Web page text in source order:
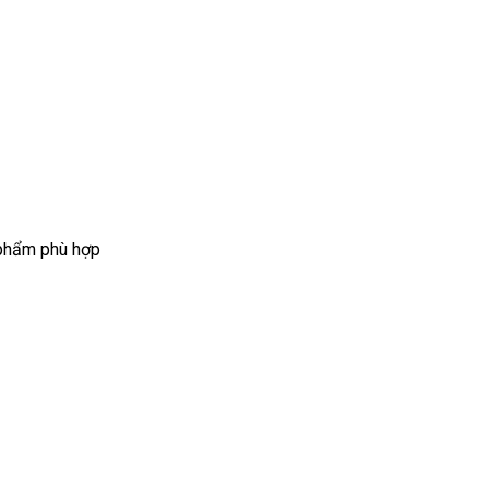
phù hợp